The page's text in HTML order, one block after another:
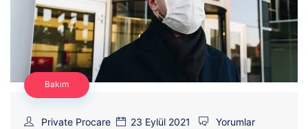
Bakım
Private Procare 23 Eylül 2021 Yorumlar